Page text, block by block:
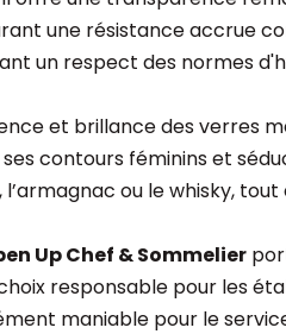
une résistance accrue
un respect des normes
et brillance des verres
contours féminins et
ou le whisky,
Up Chef & Sommelier
responsable pour les
maniable pour le